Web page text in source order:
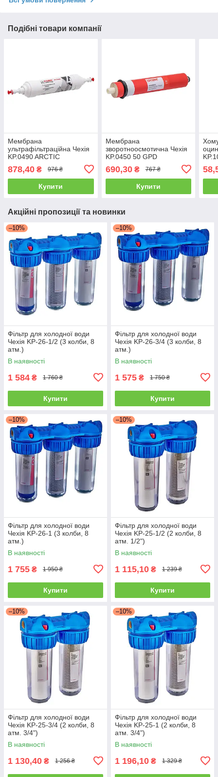
Подібні товари компанії
Мембрана
ультрафільтраційна Чехія
KP.0490 ARCTIC
878,40 ₴ 976 ₴
Купити
Мембрана
зворотноосмотична Чехія
KP.0450 50 GPD
690,30₴ 767 ₴
Купити
Акційні пропозиції та новинки
–10%
Фільтр для холодної води
Чехія KP-26-1/2 (3 колби, 8
атм.)
В наявності
1 584 ₴ 1 760 ₴
Купити
–10%
Фільтр для холодної води
Чехія KP-26-3/4 (3 колби, 8
атм.)
В наявності
1 575 ₴ 1 750 ₴
Купити
–10%
Фільтр для холодної води
Чехія KP-26-1 (3 колби, 8
атм.)
В наявності
1 755 ₴ 1 950 ₴
Купити
–10%
Фільтр для холодної води
Чехія KP-25-1/2 (2 колби, 8
атм. 1/2")
В наявності
1 115,10 ₴ 1 239 ₴
Купити
–10%
Фільтр для холодної води
Чехія KP-25-3/4 (2 колби, 8
атм. 3/4")
В наявності
1 130,40 ₴ 1 256 ₴
–10%
Фільтр для холодної води
Чехія KP-25-1 (2 колби, 8
атм. 3/4")
В наявності
1 196,10 ₴ 1 329 ₴